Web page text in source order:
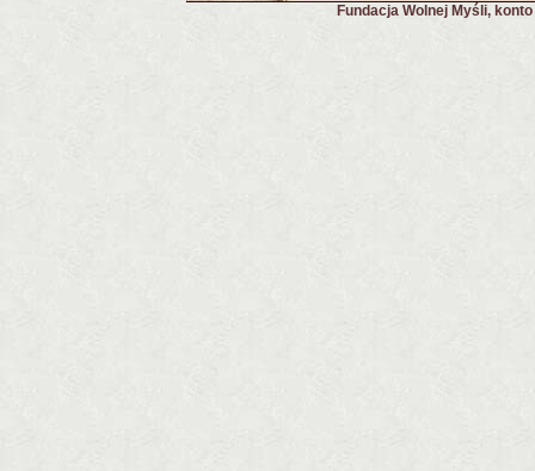
Fundacja Wolnej Myśli,